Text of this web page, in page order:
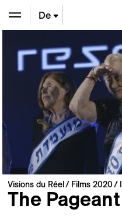
De
Fr
Visions du Réel Films 2020
The Pageant